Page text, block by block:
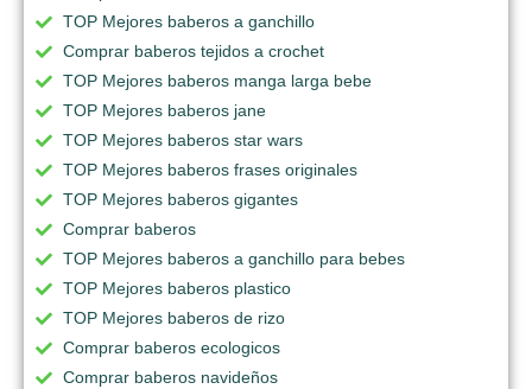
TOP Mejores baberos a ganchillo
Comprar baberos tejidos a crochet
TOP Mejores baberos manga larga bebe
TOP Mejores baberos jane
TOP Mejores baberos star wars
TOP Mejores baberos frases originales
TOP Mejores baberos gigantes
Comprar baberos
TOP Mejores baberos a ganchillo para bebes
TOP Mejores baberos plastico
TOP Mejores baberos de rizo
Comprar baberos ecologicos
Comprar baberos navideños